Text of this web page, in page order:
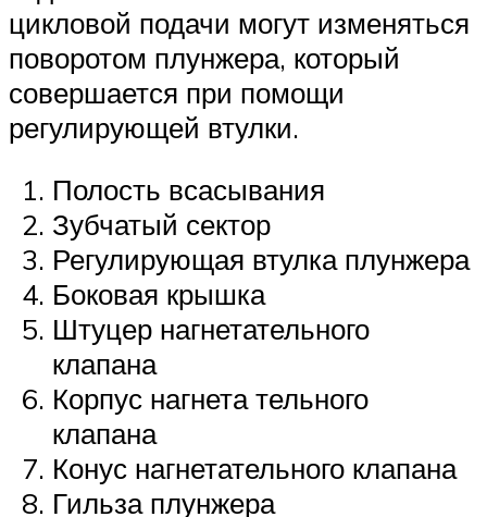
цикловой подачи могут изменяться
поворотом плунжера, который
совершается при помощи
регулирующей втулки.
Полость всасывания
Зубчатый сектор
Регулирующая втулка плунжера
Боковая крышка
Штуцер нагнетательного
клапана
Корпус нагнета тельного
клапана
Конус нагнетательного клапана
Гильза плунжера